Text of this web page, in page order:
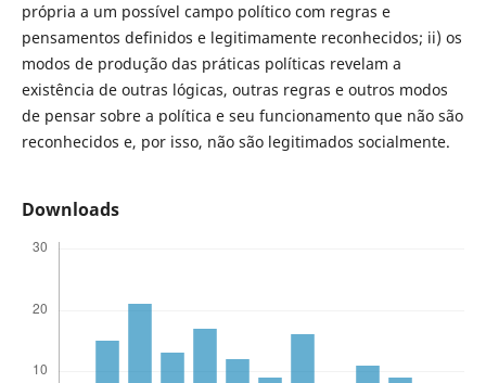
própria a um possível campo político com regras e
pensamentos definidos e legitimamente reconhecidos; ii) os
modos de produção das práticas políticas revelam a
existência de outras lógicas, outras regras e outros modos
de pensar sobre a política e seu funcionamento que não são
reconhecidos e, por isso, não são legitimados socialmente.
Downloads